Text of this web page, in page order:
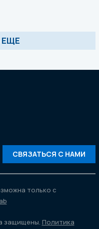
ЕЩЕ
СВЯЗАТЬСЯ С НАМИ
только с
защищены. Политика